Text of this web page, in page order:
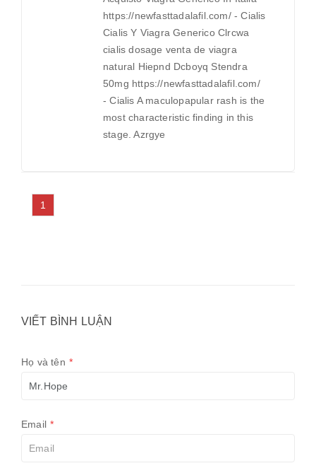
https://newfasttadalafil.com/ - Cialis
Cialis Y Viagra Generico Clrcwa
cialis dosage venta de viagra
natural Hiepnd Dcboyq Stendra
50mg https://newfasttadalafil.com/
- Cialis A maculopapular rash is the
most characteristic finding in this
stage. Azrgye
1
VIẾT BÌNH LUẬN
Họ và tên *
Email *